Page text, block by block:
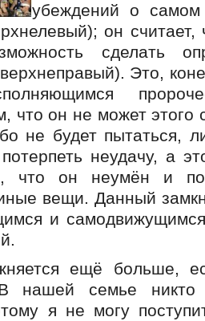
убеждений о
он считает,
сделать
Это,
что он не может этого
не будетпытаться,
неудачу, а
что он неумён и
вещи. Данный
и
ещё больше,
нашей семье
я не могу